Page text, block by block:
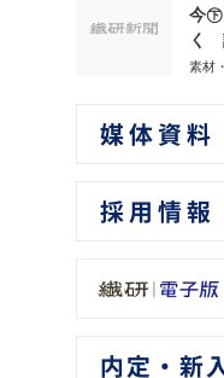
今
く
素材